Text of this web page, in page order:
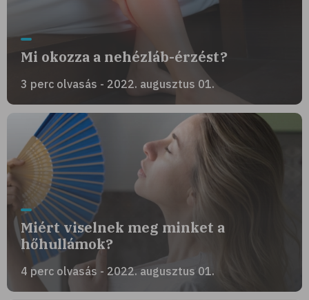
Mi okozza a nehézláb-érzést?
3 perc olvasás - 2022. augusztus 01.
Miért viselnek meg minket a
hőhullámok?
4 perc olvasás - 2022. augusztus 01.